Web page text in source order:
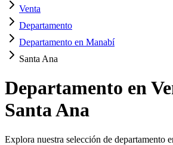
Venta
Departamento
Departamento en Manabí
Santa Ana
Departamento en
Santa Ana
Explora nuestra selección de departamento